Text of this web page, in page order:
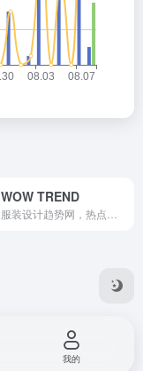
WOW TREND
我的